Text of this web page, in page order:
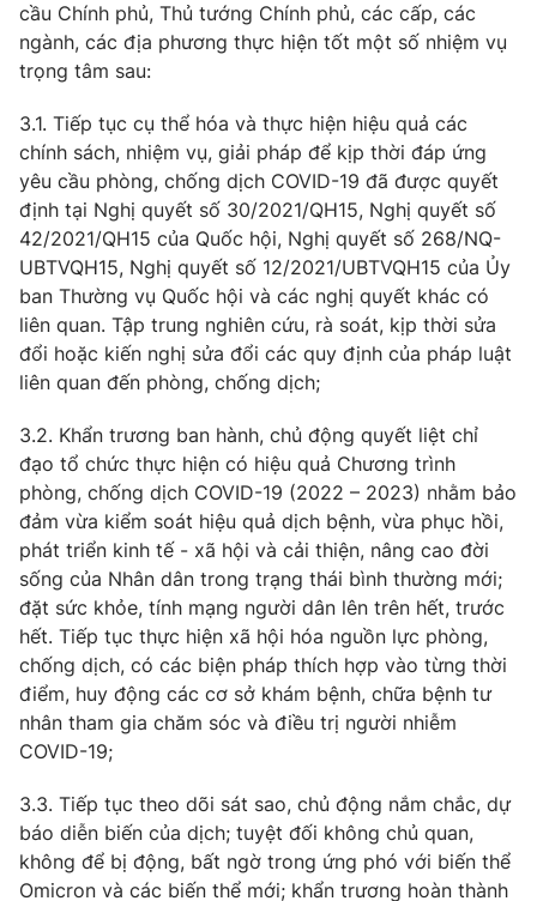
cầu Chính phủ, Thủ tướng Chính phủ, các cấp, các
ngành, các địa phương thực hiện tốt một số nhiệm vụ
trọng tâm sau:
3.1. Tiếp tục cụ thể hóa và thực hiện hiệu quả các
chính sách, nhiệm vụ, giải pháp để kịp thời đáp ứng
yêu cầu phòng, chống dịch COVID-19 đã được quyết
định tại Nghị quyết số 30/2021/QH15, Nghị quyết số
42/2021/QH15 của Quốc hội, Nghị quyết số 268/NQ-
UBTVQH15, Nghị quyết số 12/2021/UBTVQH15 của Ủy
ban Thường vụ Quốc hội và các nghị quyết khác có
liên quan. Tập trung nghiên cứu, rà soát, kịp thời sửa
đổi hoặc kiến nghị sửa đổi các quy định của pháp luật
liên quan đến phòng, chống dịch;
3.2. Khẩn trương ban hành, chủ động quyết liệt chỉ
đạo tổ chức thực hiện có hiệu quả Chương trình
phòng, chống dịch COVID-19 (2022 – 2023) nhằm bảo
đảm vừa kiểm soát hiệu quả dịch bệnh, vừa phục hồi,
phát triển kinh tế - xã hội và cải thiện, nâng cao đời
sống của Nhân dân trong trạng thái bình thường mới;
đặt sức khỏe, tính mạng người dân lên trên hết, trước
hết. Tiếp tục thực hiện xã hội hóa nguồn lực phòng,
chống dịch, có các biện pháp thích hợp vào từng thời
điểm, huy động các cơ sở khám bệnh, chữa bệnh tư
nhân tham gia chăm sóc và điều trị người nhiễm
COVID-19;
3.3. Tiếp tục theo dõi sát sao, chủ động nắm chắc, dự
báo diễn biến của dịch; tuyệt đối không chủ quan,
không để bị động, bất ngờ trong ứng phó với biến thể
Omicron và các biến thể mới; khẩn trương hoàn thành